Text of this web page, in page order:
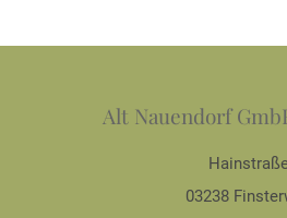
Alt Nauendorf
03238